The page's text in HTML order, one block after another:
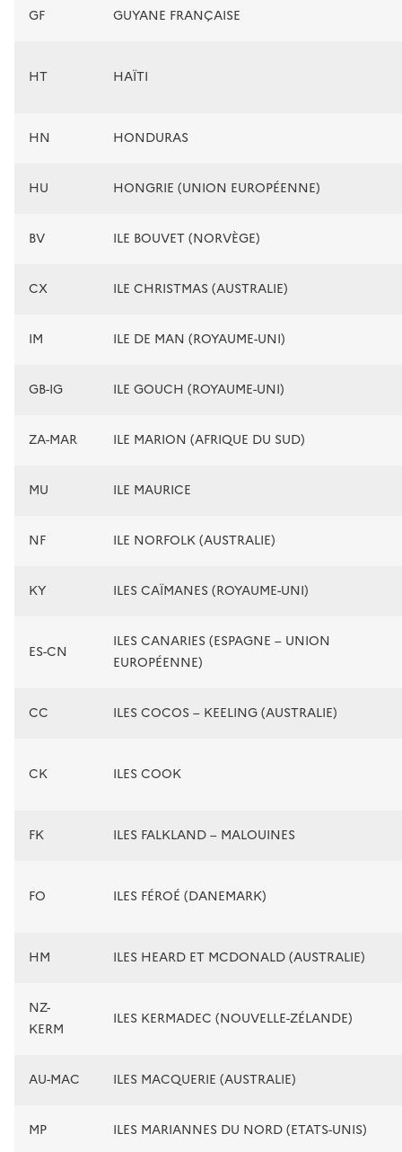
GF GUYANE FRANÇAISE
HT HAÏTI
HN HONDURAS
HU HONGRIE (UNION EUROPÉENNE)
BV ILE BOUVET (NORVÈGE)
CX ILE CHRISTMAS (AUSTRALIE)
IM ILE DE MAN (ROYAUME-UNI)
GB-IG ILE GOUCH (ROYAUME-UNI)
ZA-MAR ILE MARION (AFRIQUE DU SUD)
MU ILE MAURICE
NF ILE NORFOLK (AUSTRALIE)
KY ILES CAÏMANES (ROYAUME-UNI)
ES-CN
ILES CANARIES (ESPAGNE – UNION
EUROPÉENNE)
CC ILES COCOS – KEELING (AUSTRALIE)
CK ILES COOK
FK ILES FALKLAND – MALOUINES
FO ILES FÉROÉ (DANEMARK)
HM ILES HEARD ET MCDONALD (AUSTRALIE)
NZ-
KERM
ILES KERMADEC (NOUVELLE-ZÉLANDE)
AU-MAC ILES MACQUERIE (AUSTRALIE)
MP ILES MARIANNES DU NORD (ETATS-UNIS)